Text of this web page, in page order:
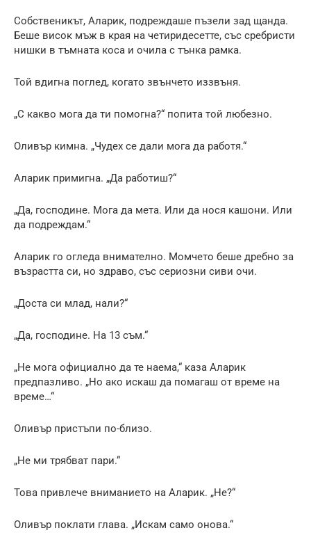
Собственикът, Аларик, подреждаше пъзели зад щанда.
Беше висок мъж в края на четиридесетте, със сребристи
нишки в тъмната коса и очила с тънка рамка.
Той вдигна поглед, когато звънчето иззвъня.
„С какво мога да ти помогна?“ попита той любезно.
Оливър кимна. „Чудех се дали мога да работя.“
Аларик примигна. „Да работиш?“
„Да, господине. Мога да мета. Или да нося кашони. Или
да подреждам.“
Аларик го огледа внимателно. Момчето беше дребно за
възрастта си, но здраво, със сериозни сиви очи.
„Доста си млад, нали?“
„Да, господине. На 13 съм.“
„Не мога официално да те наема,“ каза Аларик
предпазливо. „Но ако искаш да помагаш от време на
време…“
Оливър пристъпи по-близо.
„Не ми трябват пари.“
Това привлече вниманието на Аларик. „Не?“
Оливър поклати глава. „Искам само онова.“